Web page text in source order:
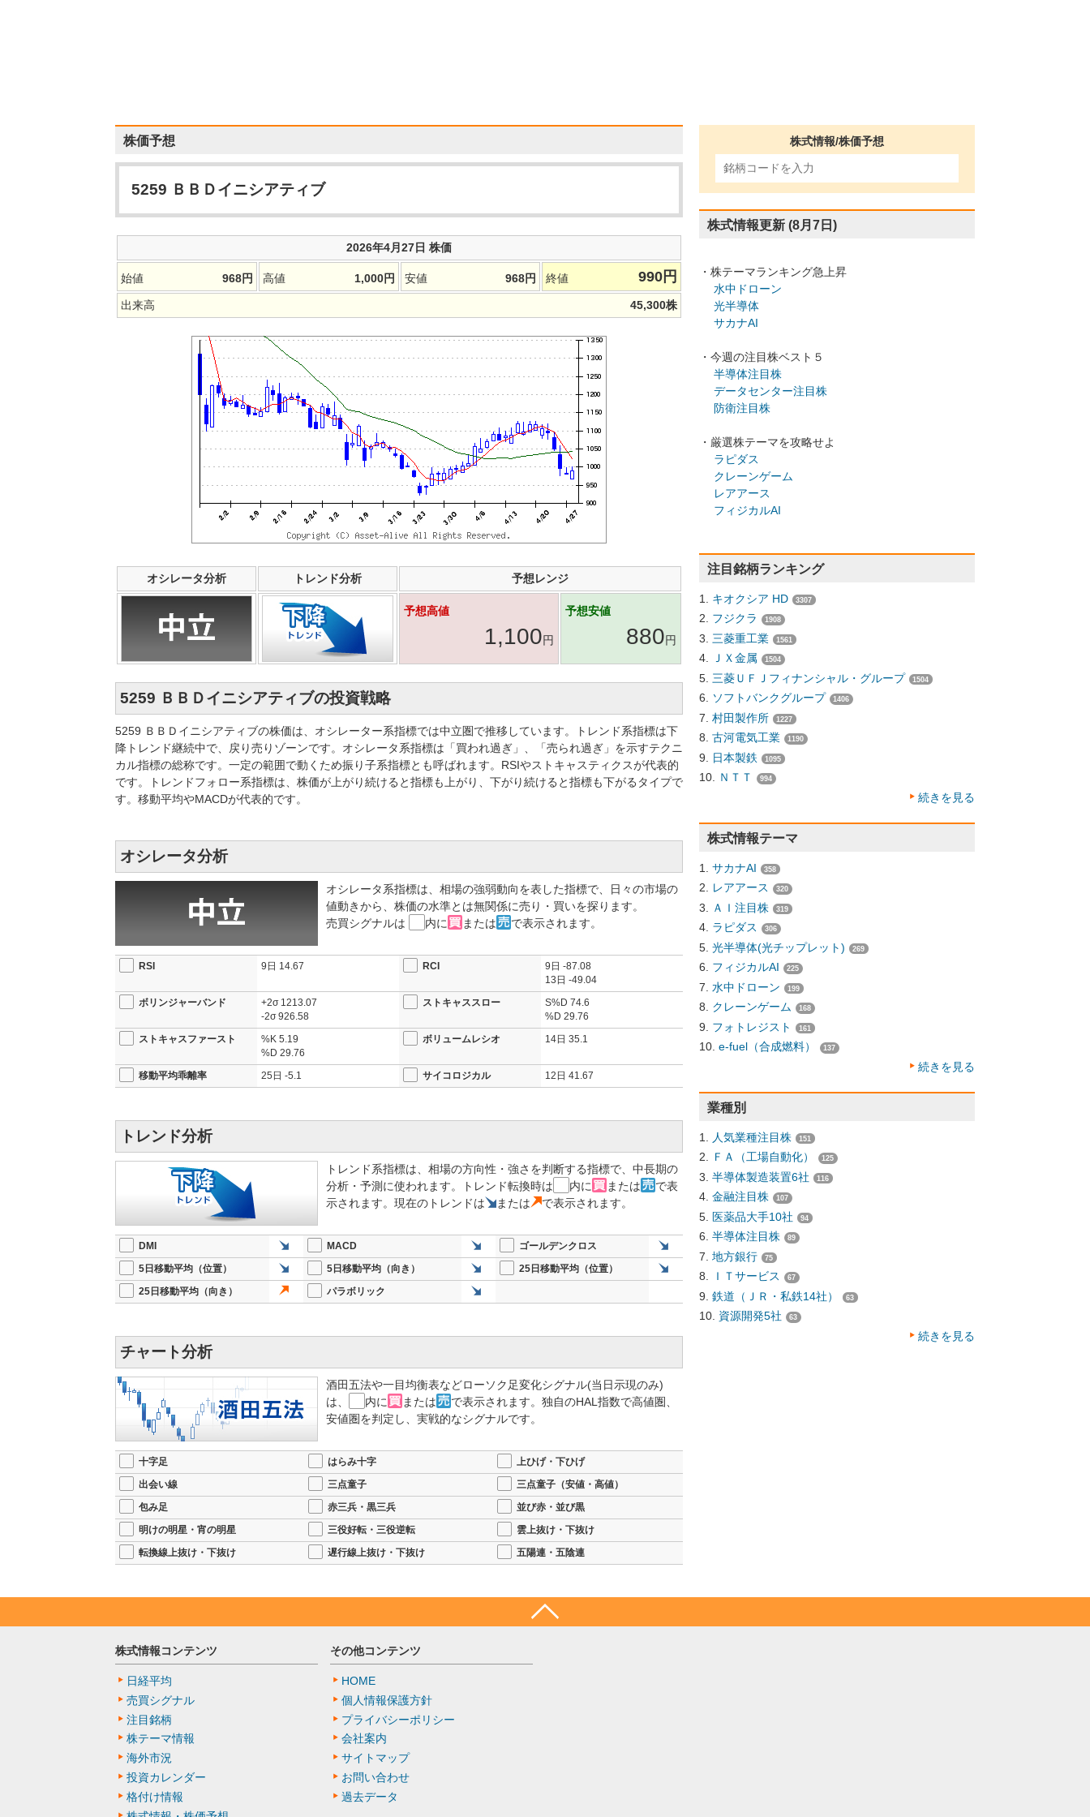
株価予想
5259 ＢＢＤイニシアティブ
2026年4月27日 株価
始値 968円 高値 1,000円 安値 968円 終値 990 円
出来高 45,300株
オシレータ分析 トレンド分析 予想レンジ
予想高値
1,100円
予想安値
880円
5259 ＢＢＤイニシアティブの投資戦略
5259 ＢＢＤイニシアティブの株価は、オシレーター系指標では中立圏で推移しています。トレンド系指標は下
降トレンド継続中で、戻り売りゾーンです。オシレータ系指標は「買われ過ぎ」、「売られ過ぎ」を示すテクニ
カル指標の総称です。一定の範囲で動くため振り子系指標とも呼ばれます。RSIやストキャスティクスが代表的
です。トレンドフォロー系指標は、株価が上がり続けると指標も上がり、下がり続けると指標も下がるタイプで
す。移動平均やMACDが代表的です。
オシレータ分析
オシレータ系指標は、相場の強弱動向を表した指標で、日々の市場の
値動きから、株価の水準とは無関係に売り・買いを探ります。
売買シグナルは
内に または で表示されます。
RSI 9日 14.67 RCI 9日 -87.08
13日 -49.04
ボリンジャーバンド
+2σ 1213.07
-2σ926.58
ストキャススロー S%D 74.6
%D 29.76
ストキャスファースト
%K 5.19
%D 29.76
ボリュームレシオ 14日 35.1
移動平均乖離率 25日 -5.1 サイコロジカル 12日 41.67
トレンド分析
トレンド系指標は、相場の方向性・強さを判断する指標で、中長期の
分析・予測に使われます。トレンド転換時は
内に または
で表
示されます。現在のトレンドは
または で表示されます。
DMI MACD
ゴールデンクロス
5日移動平均（位置）
5日移動平均（向き）
25日移動平均（位置）
25日移動平均（向き）
パラボリック
チャート分析
酒田五法や一目均衡表などローソク足変化シグナル(当日示現のみ)
は、
内に または
で表示されます。独自のHAL指数で高値圏、
安値圏を判定し、実戦的なシグナルです。
十字足 はらみ十字
上ひげ・下ひげ
出会い線
三点童子
三点童子（安値・高値）
包み足
赤三兵・黒三兵
並び赤・並び黒
明けの明星・宵の明星
三役好転・三役逆転
雲上抜け・下抜け
転換線上抜け・下抜け
遅行線上抜け・下抜け 五陽連・五陰連
株式情報/株価予想
株式情報更新 (8月7日)
・株テーマランキング急上昇
水中ドローン
光半導体
サカナAI
・今週の注目株ベスト５
半導体注目株
データセンター注目株
防衛注目株
・厳選株テーマを攻略せよ
ラピダス
クレーンゲーム
レアアース
フィジカルAI
注目銘柄ランキング
キオクシア HD 3307
フジクラ 1908
三菱重工業 1561
ＪＸ金属 1504
三菱ＵＦＪフィナンシャル・グループ 1504
ソフトバンクグループ 1406
村田製作所 1227
古河電気工業 1190
日本製鉄 1095
ＮＴＴ 994
続きを見る
株式情報テーマ
サカナAI 358
レアアース 320
ＡＩ注目株 319
ラピダス 306
光半導体(光チップレット) 269
フィジカルAI 225
水中ドローン 199
クレーンゲーム 168
フォトレジスト 161
e-fuel（合成燃料） 137
続きを見る
業種別
人気業種注目株 151
ＦＡ（工場自動化） 125
半導体製造装置6社 116
金融注目株 107
医薬品大手10社 94
半導体注目株 89
地方銀行 75
ＩＴサービス 67
鉄道（ＪＲ・私鉄14社） 63
資源開発5社 63
続きを見る
株式情報コンテンツ
日経平均
売買シグナル
注目銘柄
株テーマ情報
海外市況
投資カレンダー
格付け情報
その他コンテンツ
HOME
個人情報保護方針
プライバシーポリシー
会社案内
サイトマップ
お問い合わせ
過去データ